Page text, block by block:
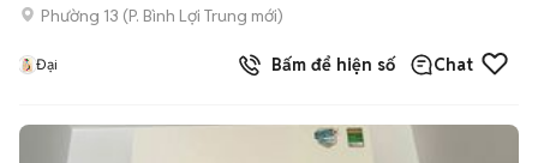
Phường 13 (P. Bình Lợi Trung mới)
Đại Bấm để hiện số Chat